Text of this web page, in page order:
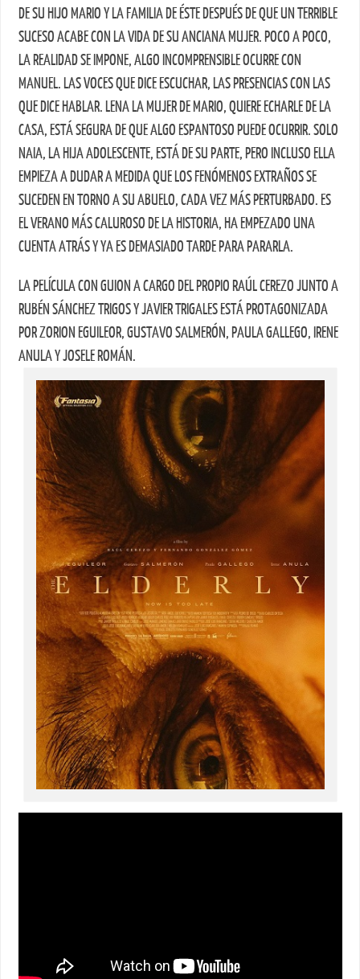
DE SU HIJO MARIO Y LA FAMILIA DE ÉSTE DESPUÉS DE QUE UN TERRIBLE
SUCESO ACABE CON LA VIDA DE SU ANCIANA MUJER. POCO A POCO,
LA REALIDAD SE IMPONE, ALGO INCOMPRENSIBLE OCURRE CON
MANUEL. LAS VOCES QUE DICE ESCUCHAR, LAS PRESENCIAS CON LAS
QUE DICE HABLAR. LENA LA MUJER DE MARIO, QUIERE ECHARLE DE LA
CASA, ESTÁ SEGURA DE QUE ALGO ESPANTOSO PUEDE OCURRIR. SOLO
NAIA, LA HIJA ADOLESCENTE, ESTÁ DE SU PARTE, PERO INCLUSO ELLA
EMPIEZA A DUDAR A MEDIDA QUE LOS FENÓMENOS EXTRAÑOS SE
SUCEDEN EN TORNO A SU ABUELO, CADA VEZ MÁS PERTURBADO. ES
EL VERANO MÁS CALUROSO DE LA HISTORIA, HA EMPEZADO UNA
CUENTA ATRÁS Y YA ES DEMASIADO TARDE PARA PARARLA.
LA PELÍCULA CON GUION A CARGO DEL PROPIO RAÚL CEREZO JUNTO A
RUBÉN SÁNCHEZ TRIGOS Y JAVIER TRIGALES ESTÁ PROTAGONIZADA
POR ZORION EGUILEOR, GUSTAVO SALMERÓN, PAULA GALLEGO, IRENE
ANULA Y JOSELE ROMÁN.